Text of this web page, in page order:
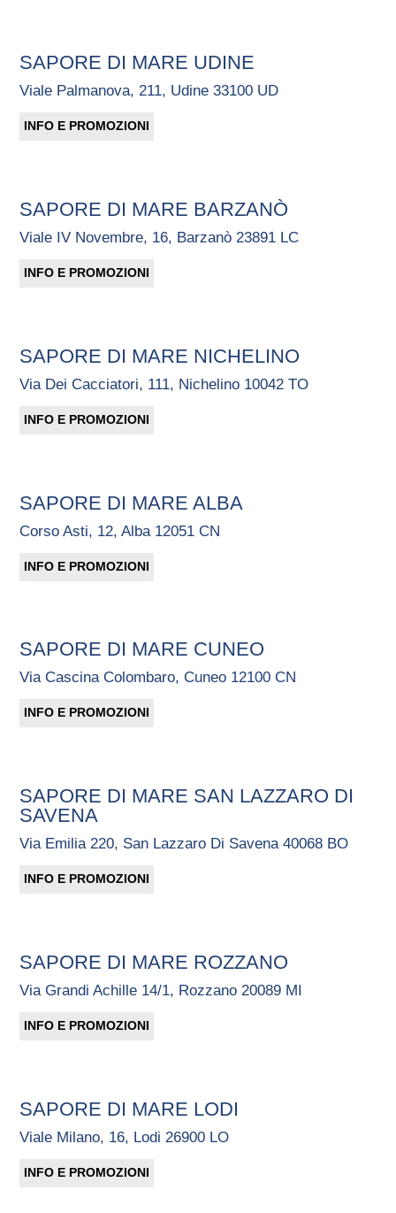
SAPORE DI MARE UDINE
Viale Palmanova, 211, Udine 33100 UD
INFO E PROMOZIONI
SAPORE DI MARE BARZANÒ
Viale IV Novembre, 16, Barzanò 23891 LC
INFO E PROMOZIONI
SAPORE DI MARE NICHELINO
Via Dei Cacciatori, 111, Nichelino 10042 TO
INFO E PROMOZIONI
SAPORE DI MARE ALBA
Corso Asti, 12, Alba 12051 CN
INFO E PROMOZIONI
SAPORE DI MARE CUNEO
Via Cascina Colombaro, Cuneo 12100 CN
INFO E PROMOZIONI
SAPORE DI MARE SAN LAZZARO DI
SAVENA
Via Emilia 220, San Lazzaro Di Savena 40068 BO
INFO E PROMOZIONI
SAPORE DI MARE ROZZANO
Via Grandi Achille 14/1, Rozzano 20089 MI
INFO E PROMOZIONI
SAPORE DI MARE LODI
Viale Milano, 16, Lodi 26900 LO
INFO E PROMOZIONI